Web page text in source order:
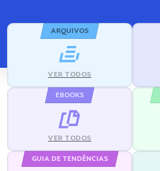
ARQUIVOS
VER TODOS
EBOOKS
VER TODOS
GUIA DE TENDÊNCIAS